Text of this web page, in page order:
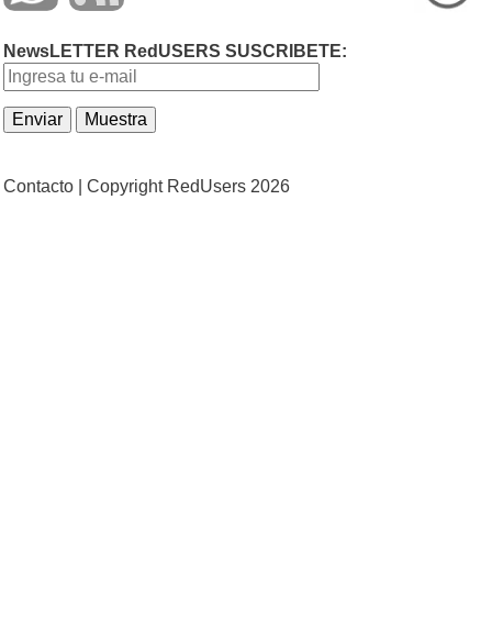
NewsLETTER RedUSERS SUSCRIBETE:
Contacto | Copyright RedUsers 2026